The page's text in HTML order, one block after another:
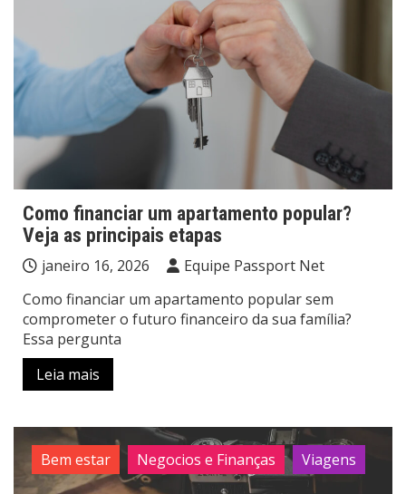
Como financiar um apartamento popular?
Veja as principais etapas
janeiro 16, 2026
Equipe Passport Net
Como financiar um apartamento popular sem
comprometer o futuro financeiro da sua família?
Essa pergunta
Leia mais
Bem estar Negocios e Finanças Viagens